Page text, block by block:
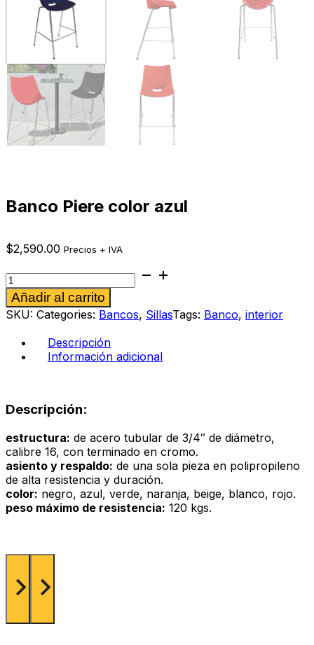
Banco Piere color azul
$2,590.00 Precios + IVA
Banco
Piere
color
azul
cantidad
Añadir al carrito
SKU: Categories: Bancos, SillasTags: Banco, interior
Descripción
Información adicional
Descripción:
estructura: de acero tubular de 3/4″ de diámetro,
calibre 16, con terminado en cromo.
asiento y respaldo: de una sola pieza en polipropileno
de alta resistencia y duración.
color: negro, azul, verde, naranja, beige, blanco, rojo.
peso máximo de resistencia: 120 kgs.